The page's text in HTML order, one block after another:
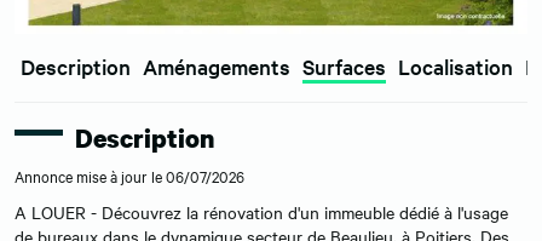
Description Aménagements Surfaces Localisation
Description
Annonce mise à jour le 06/07/2026
A LOUER - Découvrez la rénovation d'un immeuble dédié à l'usage